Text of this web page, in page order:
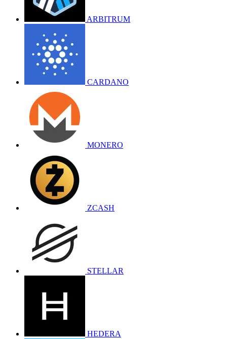
ARBITRUM
CARDANO
MONERO
ZCASH
STELLAR
HEDERA